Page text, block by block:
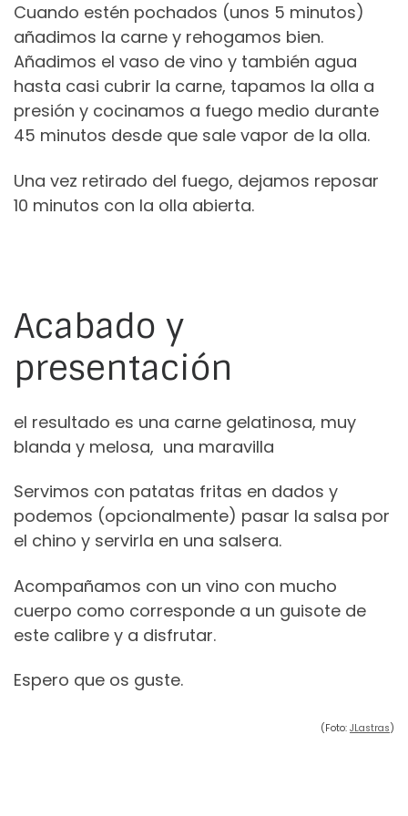
Cuando estén pochados (unos 5 minutos)
añadimos la carne y rehogamos bien.
Añadimos el vaso de vino y también agua
hasta casi cubrir la carne, tapamos la olla a
presión y cocinamos a fuego medio durante
45 minutos desde que sale vapor de la olla.
Una vez retirado del fuego, dejamos reposar
10 minutos con la olla abierta.
Acabado y
presentación
el resultado es una carne gelatinosa, muy
blanda y melosa, una maravilla
Servimos con patatas fritas en dados y
podemos (opcionalmente) pasar la salsa por
el chino y servirla en una salsera.
Acompañamos con un vino con mucho
cuerpo como corresponde a un guisote de
este calibre y a disfrutar.
Espero que os guste.
(Foto: JLastras)